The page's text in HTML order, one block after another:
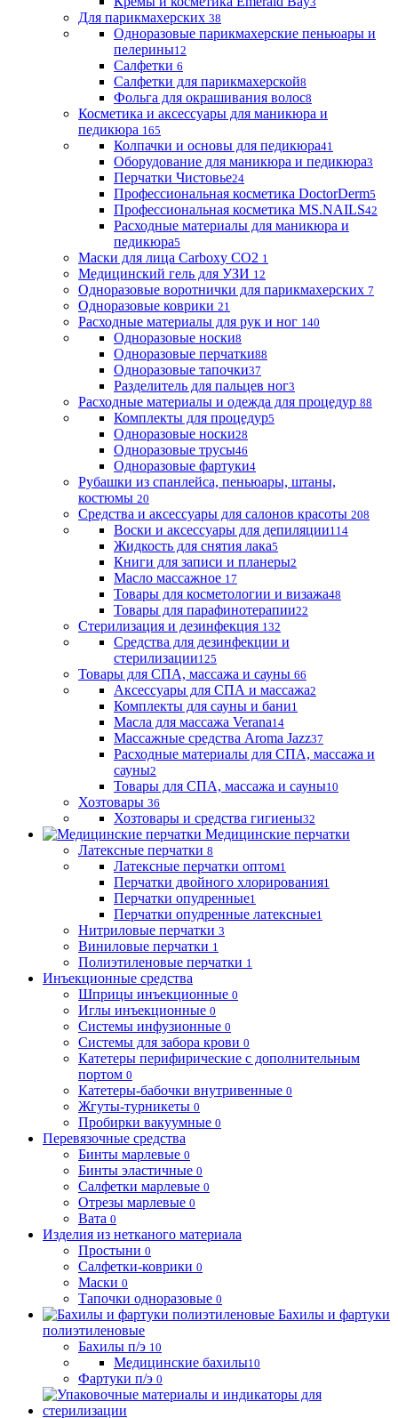
Для парикмахерских 38
Одноразовые парикмахерские пеньюары и
пелерины12
Салфетки 6
Салфетки для парикмахерской8
Фольга для окрашивания волос8
Косметика и аксессуары для маникюра и
педикюра 165
Колпачки и основы для педикюра41
Оборудование для маникюра и педикюра3
Перчатки Чистовье24
Профессиональная косметика DoctorDerm5
Профессиональная косметика MS.NAILS42
Расходные материалы для маникюра и
педикюра5
Маски для лица Carboxy CO2 1
Медицинский гель для УЗИ 12
Одноразовые воротнички для парикмахерских 7
Одноразовые коврики 21
Расходные материалы для рук и ног 140
Одноразовые носки8
Одноразовые перчатки88
Одноразовые тапочки37
Разделитель для пальцев ног3
Расходные материалы и одежда для процедур 88
Комплекты для процедур5
Одноразовые носки28
Одноразовые трусы46
Одноразовые фартуки4
Рубашки из спанлейса, пеньюары, штаны,
костюмы 20
Средства и аксессуары для салонов красоты 208
Воски и аксессуары для депиляции114
Жидкость для снятия лака5
Книги для записи и планеры2
Масло массажное 17
Товары для косметологии и визажа48
Товары для парафинотерапии22
Стерилизация и дезинфекция 132
Средства для дезинфекции и
стерилизации125
Товары для СПА, массажа и сауны 66
Аксессуары для СПА и массажа2
Комплекты для сауны и бани1
Масла для массажа Verana14
Массажные средства Aroma Jazz37
Расходные материалы для СПА, массажа и
сауны2
Товары для СПА, массажа и сауны10
Хозтовары 36
Хозтовары и средства гигиены32
Медицинские перчатки
Латексные перчатки 8
Латексные перчатки оптом1
Перчатки двойного хлорирования1
Перчатки опудренные1
Перчатки опудренные латексные1
Нитриловые перчатки 3
Виниловые перчатки 1
Полиэтиленовые перчатки 1
Инъекционные средства
Шприцы инъекционные 0
Иглы инъекционные 0
Системы инфузионные 0
Системы для забора крови 0
Катетеры перифирические с дополнительным
портом 0
Катетеры-бабочки внутривенные 0
Жгуты-турникеты 0
Пробирки вакуумные 0
Перевязочные средства
Бинты марлевые 0
Бинты эластичные 0
Салфетки марлевые 0
Отрезы марлевые 0
Вата 0
Изделия из нетканого материала
Простыни 0
Салфетки-коврики 0
Маски 0
Тапочки одноразовые 0
Бахилы и фартуки
полиэтиленовые
Бахилы п/э 10
Медицинские бахилы10
Фартуки п/э 0